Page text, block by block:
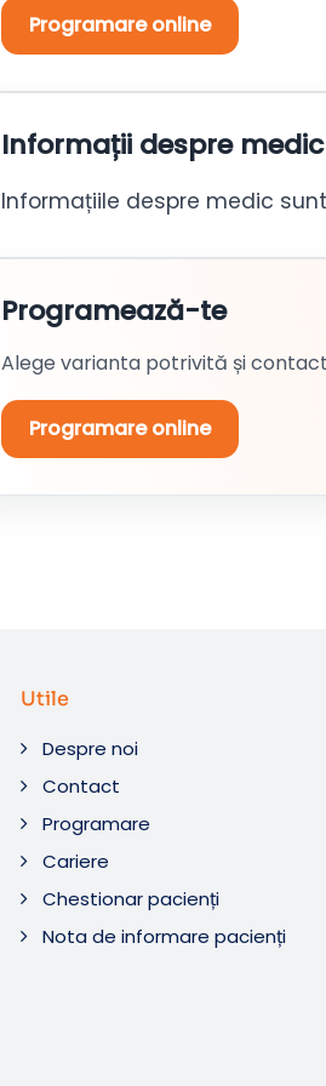
Programare online
Informații despre medic
Informațiile despre medic
Programează-te
Alege varianta potrivită și
Programare online
Utile
Despre noi
Contact
Programare
Cariere
Chestionar pacienți
Nota de informare pacienți